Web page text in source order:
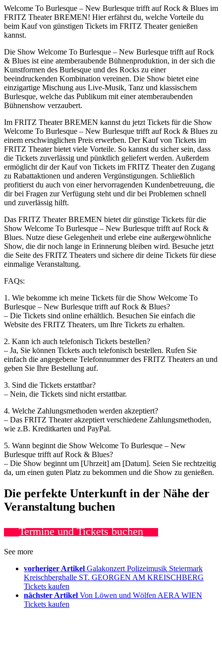
Welcome To Burlesque – New Burlesque trifft auf Rock & Blues im
FRITZ Theater BREMEN! Hier erfährst du, welche Vorteile du
beim Kauf von günstigen Tickets im FRITZ Theater genießen
kannst.
Die Show Welcome To Burlesque – New Burlesque trifft auf Rock
& Blues ist eine atemberaubende Bühnenproduktion, in der sich die
Kunstformen des Burlesque und des Rocks zu einer
beeindruckenden Kombination vereinen. Die Show bietet eine
einzigartige Mischung aus Live-Musik, Tanz und klassischem
Burlesque, welche das Publikum mit einer atemberaubenden
Bühnenshow verzaubert.
Im FRITZ Theater BREMEN kannst du jetzt Tickets für die Show
Welcome To Burlesque – New Burlesque trifft auf Rock & Blues zu
einem erschwinglichen Preis erwerben. Der Kauf von Tickets im
FRITZ Theater bietet viele Vorteile. So kannst du sicher sein, dass
die Tickets zuverlässig und pünktlich geliefert werden. Außerdem
ermöglicht dir der Kauf von Tickets im FRITZ Theater den Zugang
zu Rabattaktionen und anderen Vergünstigungen. Schließlich
profitierst du auch von einer hervorragenden Kundenbetreuung, die
dir bei Fragen zur Verfügung steht und dir bei Problemen schnell
und zuverlässig hilft.
Das FRITZ Theater BREMEN bietet dir günstige Tickets für die
Show Welcome To Burlesque – New Burlesque trifft auf Rock &
Blues. Nutze diese Gelegenheit und erlebe eine außergewöhnliche
Show, die dir noch lange in Erinnerung bleiben wird. Besuche jetzt
die Seite des FRITZ Theaters und sichere dir deine Tickets für diese
einmalige Veranstaltung.
FAQs:
1. Wie bekomme ich meine Tickets für die Show Welcome To
Burlesque – New Burlesque trifft auf Rock & Blues?
– Die Tickets sind online erhältlich. Besuchen Sie einfach die
Website des FRITZ Theaters, um Ihre Tickets zu erhalten.
2. Kann ich auch telefonisch Tickets bestellen?
– Ja, Sie können Tickets auch telefonisch bestellen. Rufen Sie
einfach die angegebene Telefonnummer des FRITZ Theaters an und
geben Sie Ihre Bestellung auf.
3. Sind die Tickets erstattbar?
– Nein, die Tickets sind nicht erstattbar.
4. Welche Zahlungsmethoden werden akzeptiert?
– Das FRITZ Theater akzeptiert verschiedene Zahlungsmethoden,
wie z.B. Kreditkarten und PayPal.
5. Wann beginnt die Show Welcome To Burlesque – New
Burlesque trifft auf Rock & Blues?
– Die Show beginnt um [Uhrzeit] am [Datum]. Seien Sie rechtzeitig
da, um einen guten Platz zu bekommen und die Show zu genießen.
Die perfekte Unterkunft in der Nähe der
Veranstaltung buchen
Termine und Tickets buchen
See more
vorheriger Artikel Galakonzert Polizeimusik Steiermark
Kreischberghalle ST. GEORGEN AM KREISCHBERG
Tickets kaufen
nächster Artikel Von Löwen und Wölfen AERA WIEN
Tickets kaufen